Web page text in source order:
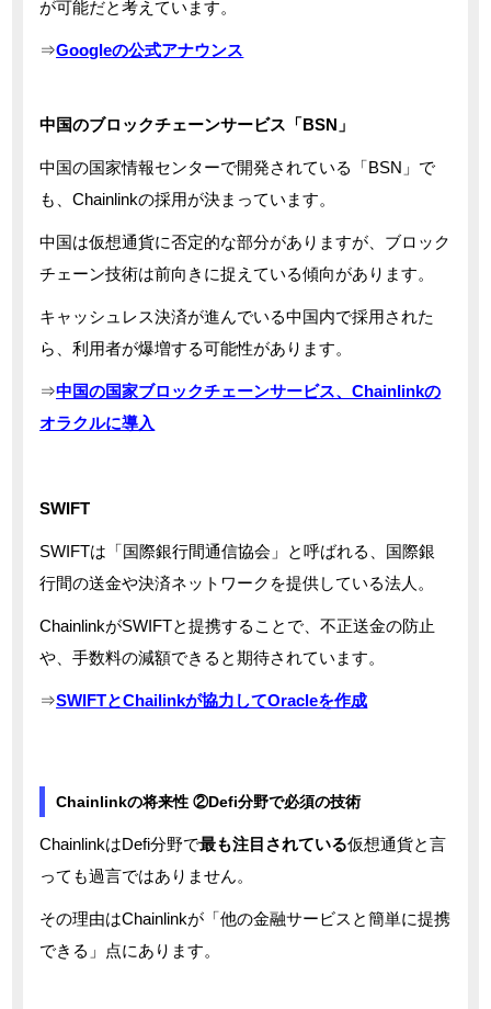
が可能だと考えています。
⇒Googleの公式アナウンス
中国のブロックチェーンサービス「BSN」
中国の国家情報センターで開発されている「BSN」で
も、Chainlinkの採用が決まっています。
中国は仮想通貨に否定的な部分がありますが、ブロック
チェーン技術は前向きに捉えている傾向があります。
キャッシュレス決済が進んでいる中国内で採用された
ら、利用者が爆増する可能性があります。
⇒中国の国家ブロックチェーンサービス、Chainlinkの
オラクルに導入
SWIFT
SWIFTは「国際銀行間通信協会」と呼ばれる、国際銀
行間の送金や決済ネットワークを提供している法人。
ChainlinkがSWIFTと提携することで、不正送金の防止
や、手数料の減額できると期待されています。
⇒SWIFTとChailinkが協力してOracleを作成
Chainlinkの将来性 ②Defi分野で必須の技術
ChainlinkはDefi分野で最も注目されている仮想通貨と言
っても過言ではありません。
その理由はChainlinkが「他の金融サービスと簡単に提携
できる」点にあります。